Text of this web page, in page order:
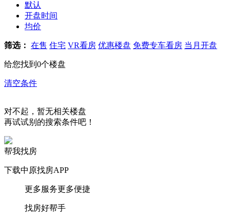
默认
开盘时间
均价
筛选： 在售 住宅 VR看房 优惠楼盘 免费专车看房 当月开盘
给您找到 0个楼盘
清空条件
对不起，暂无相关楼盘
再试试别的搜索条件吧！
帮我找房
下载中原找房APP
更多服务更多便捷
找房好帮手